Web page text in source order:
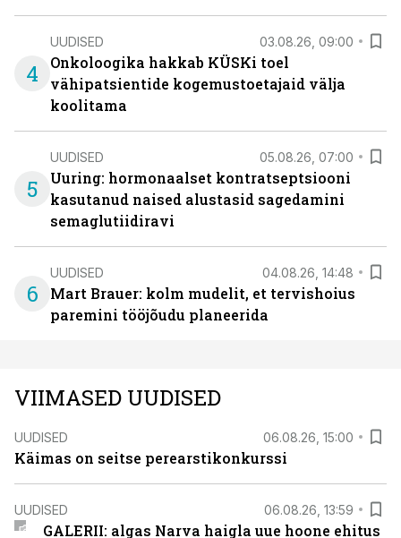
4
UUDISED 03.08.26, 09:00
Onkoloogika hakkab KÜSKi toel
vähipatsientide kogemustoetajaid välja
koolitama
5
UUDISED 05.08.26, 07:00
Uuring: hormonaalset kontratseptsiooni
kasutanud naised alustasid sagedamini
semaglutiidiravi
6
UUDISED 04.08.26, 14:48
Mart Brauer: kolm mudelit, et tervishoius
paremini tööjõudu planeerida
VIIMASED UUDISED
UUDISED 06.08.26, 15:00
Käimas on seitse perearstikonkurssi
UUDISED 06.08.26, 13:59
GALERII: algas Narva haigla uue hoone ehitus